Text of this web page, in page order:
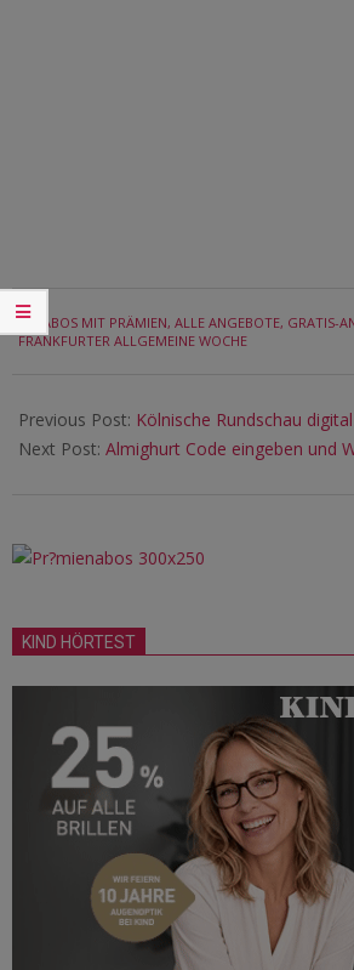
2017-
03-
IN: ABOS MIT PRÄMIEN, ALLE ANGEBOTE, GRATIS-
FRANKFURTER ALLGEMEINE WOCHE
Previous Post: Kölnische Rundschau
Next Post: Almighurt Code eingeben und
KIND HÖRTEST